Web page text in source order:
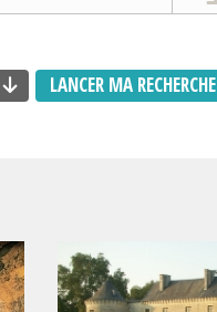
LANCER MA RECHERCHE